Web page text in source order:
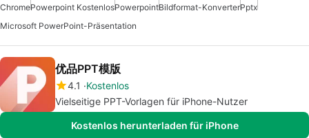
ChromePowerpoint KostenlosPowerpointBildformat-KonverterPptx
Microsoft PowerPoint-Präsentation
优品PPT模版
4.1
Kostenlos
Vielseitige PPT-Vorlagen für iPhone-Nutzer
Kostenlos herunterladen für iPhone